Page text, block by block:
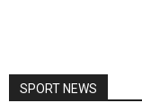
SPORT NEWS